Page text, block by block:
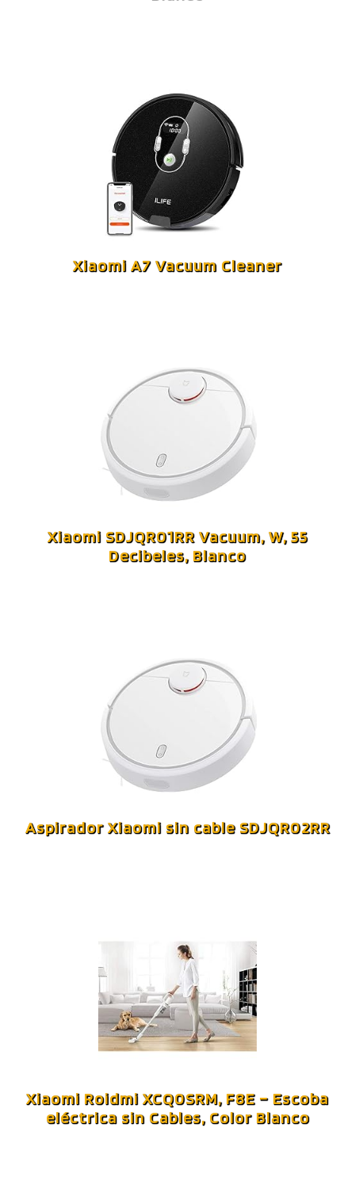
Xiaomi A7 Vacuum Cleaner
Xiaomi SDJQR01RR Vacuum, W, 55
Decibeles, Blanco
Aspirador Xiaomi sin cable SDJQR02RR
Xiaomi Roidmi XCQ0SRM, F8E – Escoba
eléctrica sin Cables, Color Blanco